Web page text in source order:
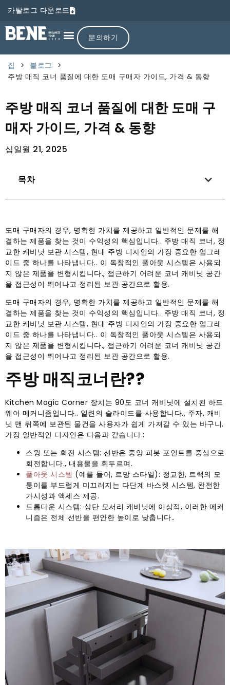
카탈로그 다운로드
문의하기
집 > 블로그
>
주방 매직 코너 품질에 대한 도매 구매자 가이드, 가격 & 동향
주방 매직 코너 품질에 대한 도매 구
매자 가이드, 가격 & 동향
십일월 21, 2025
목차
도매 구매자의 경우, 명확한 가치를 제공하고 일반적인 문제를 해
결하는 제품을 찾는 것이 수익성의 핵심입니다.. 주방 매직 코너, 정
교한 캐비닛 보관 시스템, 현대 주방 디자인의 가장 중요한 업그레
이드 중 하나를 나타냅니다.. 이 독창적인 풀아웃 시스템은 사용되
지 않은 제품을 변형시킵니다., 접근하기 어려운 코너 캐비닛 공간
을 접근성이 뛰어나고 정리된 보관 공간으로 활용.
도매 구매자의 경우, 명확한 가치를 제공하고 일반적인 문제를 해
결하는 제품을 찾는 것이 수익성의 핵심입니다.. 주방 매직 코너, 정
교한 캐비닛 보관 시스템, 현대 주방 디자인의 가장 중요한 업그레
이드 중 하나를 나타냅니다.. 이 독창적인 풀아웃 시스템은 사용되
지 않은 제품을 변형시킵니다., 접근하기 어려운 코너 캐비닛 공간
을 접근성이 뛰어나고 정리된 보관 공간으로 활용.
주방 매직코너란??
Kitchen Magic Corner 장치는 90도 코너 캐비닛에 설치된 하드
웨어 메커니즘입니다.. 일련의 슬라이드를 사용합니다., 주자, 캐비
닛 맨 뒤쪽에 보관된 물건을 사용자가 쉽게 가져갈 수 있는 바구니.
가장 일반적인 디자인은 다음과 같습니다.:
스윙 또는 회전 시스템: 선반은 중앙 피봇 포인트를 중심으로
회전합니다., 내용물을 휘두르며.
풀아웃 시스템 (예를 들어, 르망 스타일): 정교한, 트랙의 모
퉁이를 부드럽게 미끄러지는 다단계 바스켓 시스템, 완전한
가시성과 액세스 제공.
드롭다운 시스템: 상단 모서리 캐비닛에 이상적, 이러한 메커
니즘은 전체 선반을 편안한 높이로 낮춥니다..